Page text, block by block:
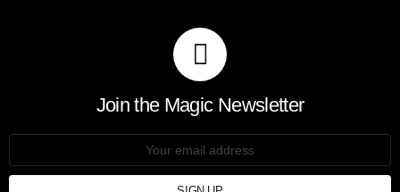
Join the Magic Newsletter